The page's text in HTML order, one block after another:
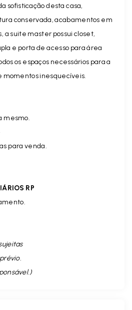
sofisticação desta casa,
conservada, acabamentos em
a suite master possui closet,
e porta de acesso para área
os espaços necessários para a
momentos inesquecíveis.
mesmo.
para venda.
RP
)